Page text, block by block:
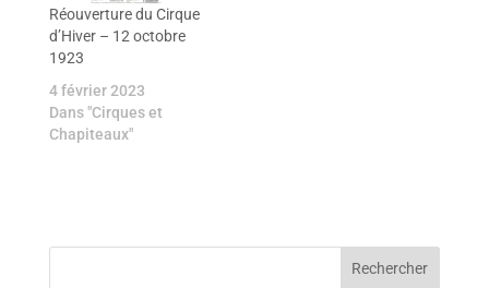
Réouverture du Cirque
d’Hiver – 12 octobre
1923
4 février 2023
Dans "Cirques et
Chapiteaux"